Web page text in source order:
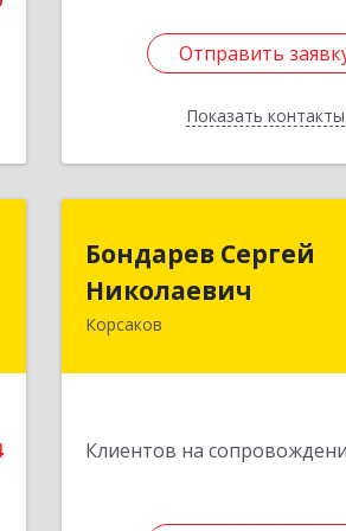
Отправить
Показать контакты
Отправить
Назад
Бондарев Сергей
Николаевич
Корсаков
Клиентов на